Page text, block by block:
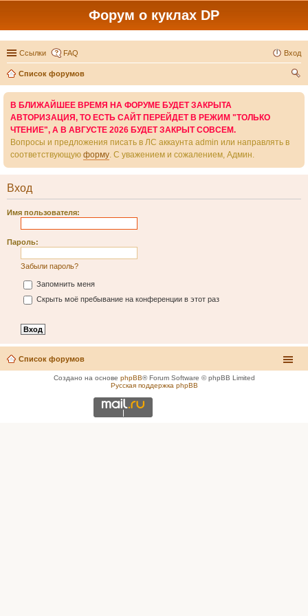
Форум о куклах DP
Ссылки FAQ Вход
Список форумов
В БЛИЖАЙШЕЕ ВРЕМЯ НА ФОРУМЕ БУДЕТ ЗАКРЫТА
АВТОРИЗАЦИЯ, ТО ЕСТЬ САЙТ ПЕРЕЙДЕТ В РЕЖИМ "ТОЛЬКО
ЧТЕНИЕ", А В АВГУСТЕ 2026 БУДЕТ ЗАКРЫТ СОВСЕМ.
Вопросы и предложения писать в ЛС аккаунта admin или направлять в
соответствующую форму. С уважением и сожалением, Админ.
Вход
Имя пользователя:
Пароль:
Забыли пароль?
Запомнить меня
Скрыть моё пребывание на конференции в этот раз
Список форумов
Создано на основе phpBB® Forum Software © phpBB Limited
Русская поддержка phpBB